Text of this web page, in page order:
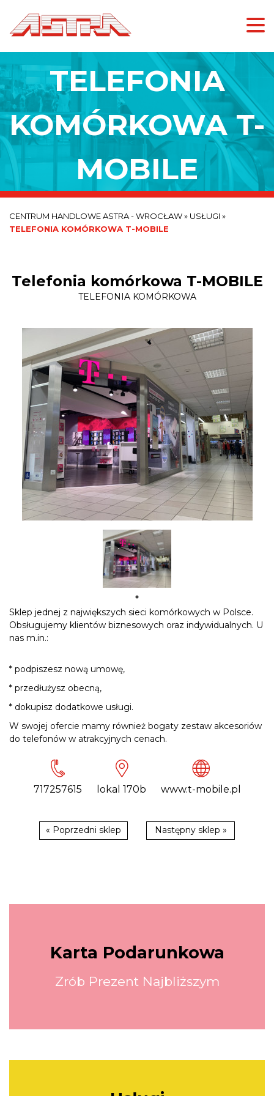
TELEFONIA
KOMÓRKOWA T-
MOBILE
CENTRUM HANDLOWE ASTRA - WROCŁAW» USŁUGI »
TELEFONIA KOMÓRKOWA T-MOBILE
Telefonia komórkowa T-MOBILE
TELEFONIA KOMÓRKOWA
Sklep jednej z największych sieci komórkowych w Polsce.
Obsługujemy klientów biznesowych oraz indywidualnych. U
nas m.in.:
* podpiszesz nową umowę,
* przedłużysz obecną,
* dokupisz dodatkowe usługi.
W swojej ofercie mamy również bogaty zestaw akcesoriów
do telefonów w atrakcyjnych cenach.
717257615 lokal 170b www.t-mobile.pl
« Poprzedni sklep Następny sklep »
Karta Podarunkowa
Zrób Prezent Najbliższym